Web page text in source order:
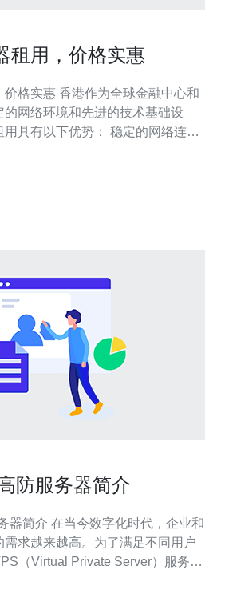
租用，价格实惠
全球金融中心和
网络环境和先进的技术基础设
下优势： 稳定的网络连
防服务器简介
时代，企业和
求越来越高。为了满足不同用户
（Virtual Private Server）服务商